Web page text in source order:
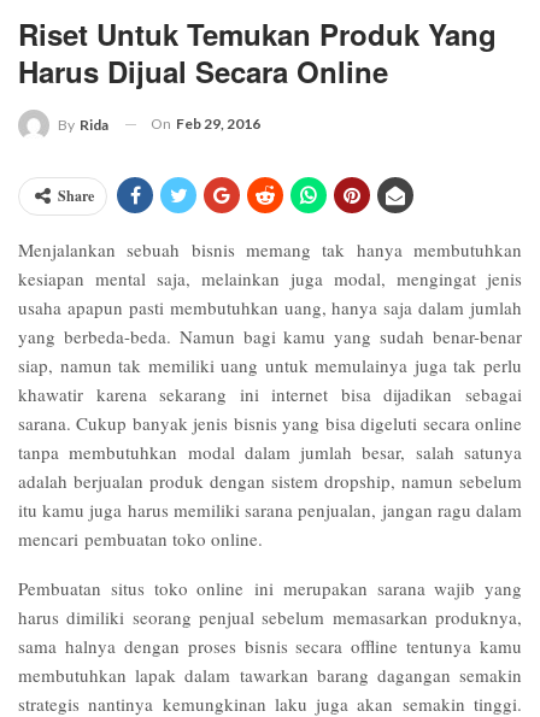
Riset Untuk Temukan Produk Yang
Harus Dijual Secara Online
By Rida On Feb 29, 2016
Share
Menjalankan sebuah bisnis memang tak hanya membutuhkan
kesiapan mental saja, melainkan juga modal, mengingat jenis
usaha apapun pasti membutuhkan uang, hanya saja dalam jumlah
yang berbeda-beda. Namun bagi kamu yang sudah benar-benar
siap, namun tak memiliki uang untuk memulainya juga tak perlu
khawatir karena sekarang ini internet bisa dijadikan sebagai
sarana. Cukup banyak jenis bisnis yang bisa digeluti secara online
tanpa membutuhkan modal dalam jumlah besar, salah satunya
adalah berjualan produk dengan sistem dropship, namun sebelum
itu kamu juga harus memiliki sarana penjualan, jangan ragu dalam
mencari pembuatan toko online.
Pembuatan situs toko online ini merupakan sarana wajib yang
harus dimiliki seorang penjual sebelum memasarkan produknya,
sama halnya dengan proses bisnis secara offline tentunya kamu
membutuhkan lapak dalam tawarkan barang dagangan semakin
strategis nantinya kemungkinan laku juga akan semakin tinggi.